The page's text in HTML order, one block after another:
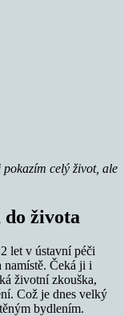
pokazím celý život, ale
do života
let v ústavní péči
namístě. Čeká ji i
životní zkouška,
Což je dnes velký
bydlením.